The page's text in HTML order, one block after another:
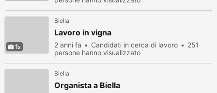
1
Biella
Lavoro in vigna
2 anni fa Candidati in cerca di lavoro
251
persone hanno visualizzato
Biella
Organista a Biella